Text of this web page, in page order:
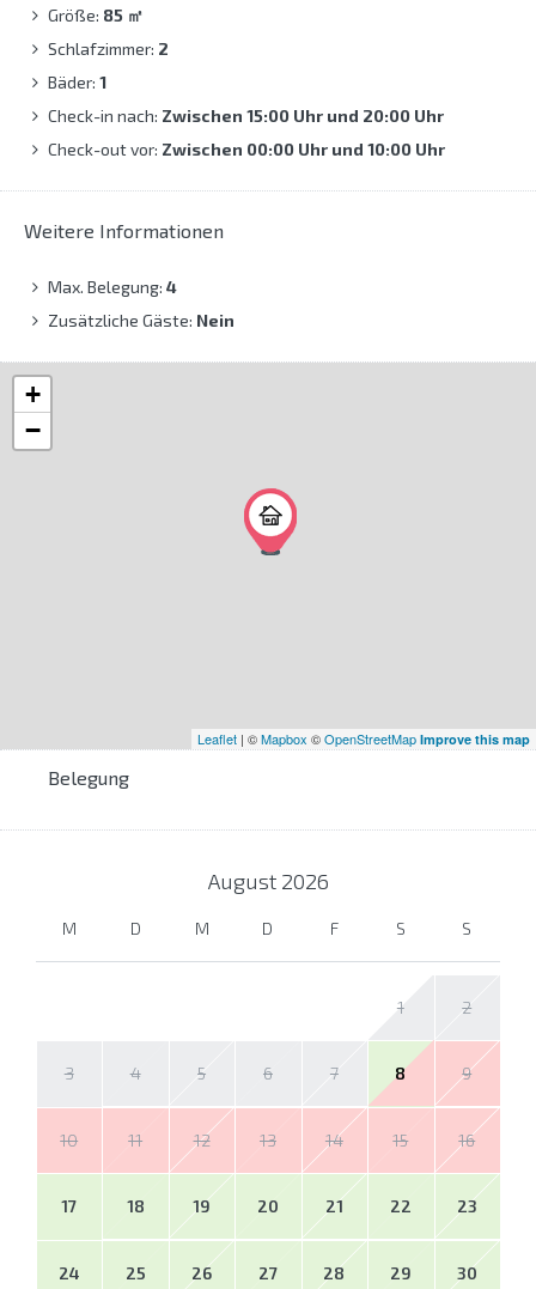
Größe: 85 ㎡
Schlafzimmer: 2
Bäder: 1
Check-in nach: Zwischen 15:00 Uhr und 20:00 Uhr
Check-out vor: Zwischen 00:00 Uhr und 10:00 Uhr
Weitere Informationen
Max. Belegung: 4
Zusätzliche Gäste: Nein
+
−
Leaflet | ©Mapbox ©OpenStreetMap Improve this map
Belegung
August 2026
M D M D F S S
1 2
3 4 5 6 7 8 9
10 11 12 13 14 15 16
17 18 19 20 21 22 23
24 25 26 27 28 29 30